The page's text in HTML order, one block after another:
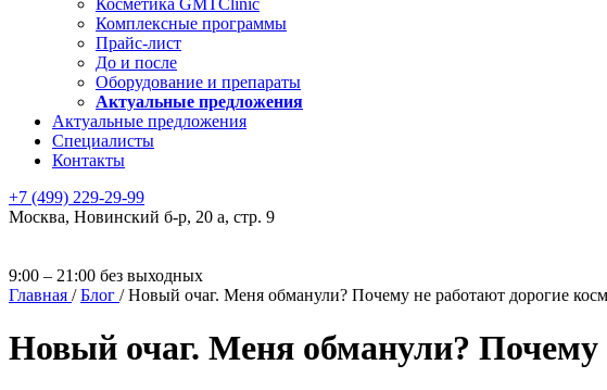
Косметика GMTClinic
Комплексные программы
Прайс-лист
До и после
Оборудование и препараты
Актуальные предложения
Актуальные предложения
Специалисты
Контакты
+7 (499) 229-29-99
Москва, Новинский б-р, 20 а, стр. 9
9:00 – 21:00 без выходных
Главная /Блог /Новый очаг. Меня обманули? Почему не работают дорогие
Новый очаг. Меня обманули? Почему